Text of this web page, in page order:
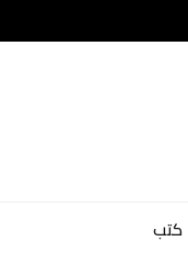
كتب